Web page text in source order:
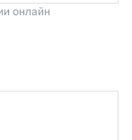
онлайн